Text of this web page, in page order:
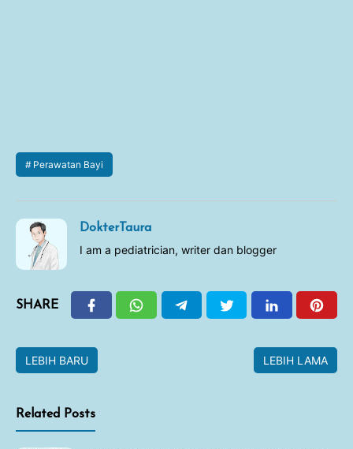
Perawatan Bayi
DokterTaura
I am a pediatrician, writer dan blogger
SHARE
LEBIH BARU LEBIH LAMA
Related Posts